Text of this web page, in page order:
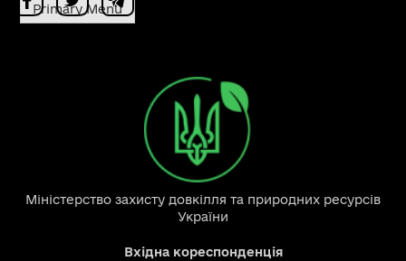
Primary Menu
Міністерство захисту довкілля та природних ресурсів
України
Вхідна кореспонденція